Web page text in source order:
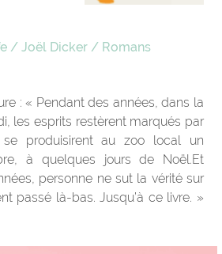
/ Joël Dicker / Romans
: « Pendant des années, dans la
les esprits restèrent marqués par
produisirent au zoo local un
à quelques jours de Noël.Et
personne ne sut la vérité sur
passé là-bas. Jusqu’à ce livre. »